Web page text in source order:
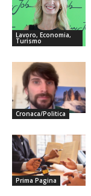
Lavoro, Economia,
Turismo
Cronaca/Politica
Prima Pagina